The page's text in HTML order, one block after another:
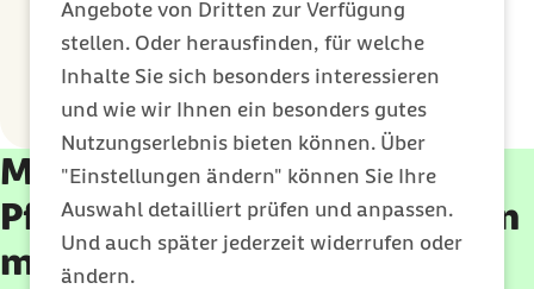
Angebote von Dritten zur Verfügung
stellen. Oder herausfinden, für welche
Inhalte Sie sich besonders interessieren
und wie wir Ihnen ein besonders gutes
Nutzungserlebnis bieten können. Über
"Einstellungen ändern" können Sie Ihre
Auswahl detailliert prüfen und anpassen.
Und auch später jederzeit widerrufen oder
ändern.
Duftstoffe enthalten und die Tücher
möglichst hautverträglich
zusammengesetzt sind.
Mehr Sicherheit mit Baby:
Pflege- und Handling-Wissen
mit keleya